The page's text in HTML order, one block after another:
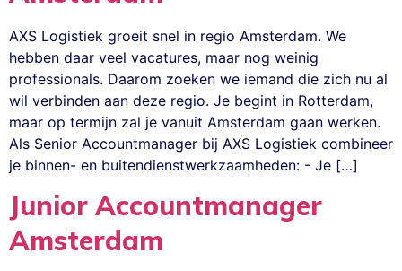
AXS Logistiek groeit snel in regio Amsterdam. We
hebben daar veel vacatures, maar nog weinig
professionals. Daarom zoeken we iemand die zich nu al
wil verbinden aan deze regio. Je begint in Rotterdam,
maar op termijn zal je vanuit Amsterdam gaan werken.
Als Senior Accountmanager bij AXS Logistiek combineer
je binnen- en buitendienstwerkzaamheden: - Je […]
Junior Accountmanager
Amsterdam